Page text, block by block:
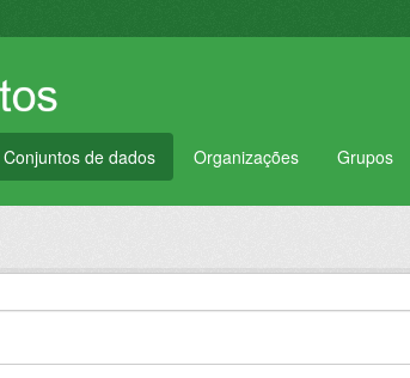
Conjuntos de dados Organizações Grupos